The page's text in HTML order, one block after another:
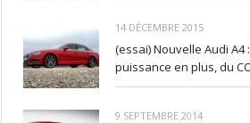
14 DÉCEMBRE 2015
(essai) Nouvelle Audi
puissance en plus, du
9 SEPTEMBRE 2014